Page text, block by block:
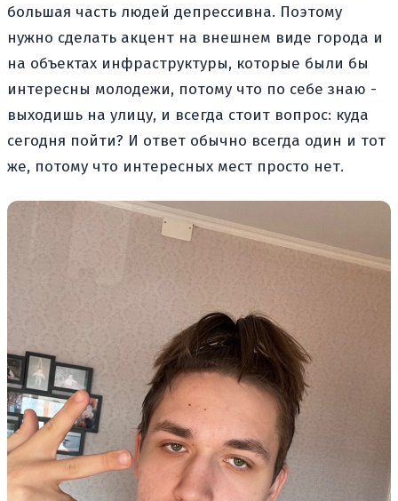
большая часть людей депрессивна. Поэтому
нужно сделать акцент на внешнем виде города и
на объектах инфраструктуры, которые были бы
интересны молодежи, потому что по себе знаю -
выходишь на улицу, и всегда стоит вопрос: куда
сегодня пойти? И ответ обычно всегда один и тот
же, потому что интересных мест просто нет.